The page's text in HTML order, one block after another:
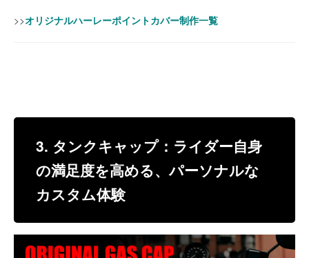
>>オリジナルハーレーポイントカバー制作一覧
3. タンクキャップ：ライダー自身
の満足度を高める、パーソナルな
カスタム体験